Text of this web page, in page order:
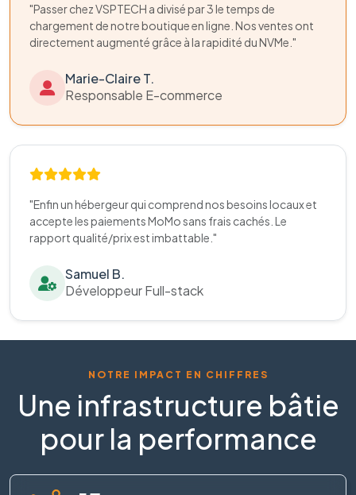
"Passer chez VSPTECH a divisé par 3 le temps de
chargement de notre boutique en ligne. Nos ventes ont
directement augmenté grâce à la rapidité du NVMe."
Marie-Claire T.
Responsable E-commerce
"Enfin un hébergeur qui comprend nos besoins locaux et
accepte les paiements MoMo sans frais cachés. Le
rapport qualité/prix est imbattable."
Samuel B.
Développeur Full-stack
NOTRE IMPACT EN CHIFFRES
Une infrastructure bâtie
pour la performance